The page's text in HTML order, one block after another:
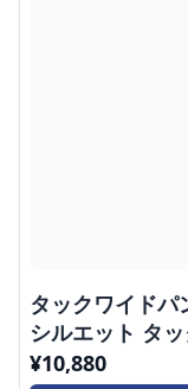
タックワイド
シルエット タ
¥10,880